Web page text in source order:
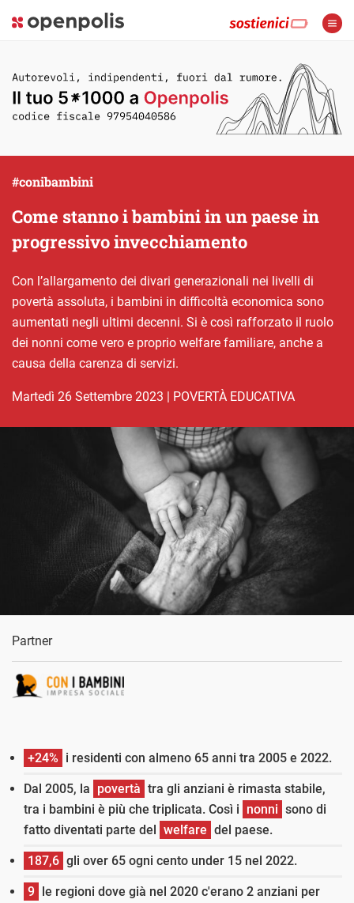
Come stanno i bambini in un paese in
progressivo invecchiamento
#conibambini
Con l’allargamento dei divari generazionali nei livelli di
povertà assoluta, i bambini in difficoltà economica sono
aumentati negli ultimi decenni. Si è così rafforzato il ruolo
dei nonni come vero e proprio welfare familiare, anche a
causa della carenza di servizi.
martedì 26 Settembre 2023 | POVERTÀ EDUCATIVA
Partner
+24% i residenti con almeno 65 anni tra 2005 e 2022.
Dal 2005, la povertà tra gli anziani è rimasta stabile,
tra i bambini è più che triplicata. Così i nonni sono di
fatto diventati parte del welfare del paese.
187,6 gli over 65 ogni cento under 15 nel 2022.
9 le regioni dove già nel 2020 c'erano 2 anziani per